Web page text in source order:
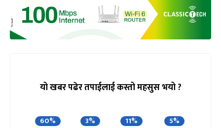
यो खबर पढेर तपाईलाई कस्तो महसुस भयो ?
60% 3% 11% 5%